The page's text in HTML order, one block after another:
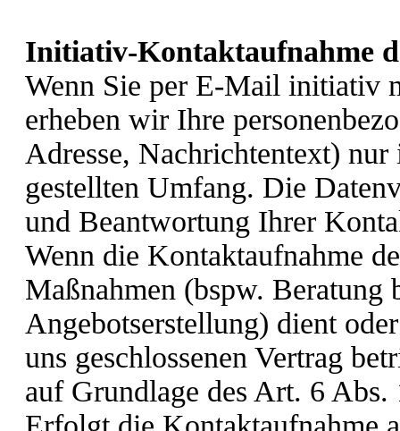
Initiativ-Kontaktaufnahme
Wenn Sie per E-Mail initiativ
erheben wir Ihre
Adresse, Nachrichtentext)
gestellten Umfang. Die
und Beantwortung Ihrer
Wenn die Kontaktaufnahme
Maßnahmen (bspw. Beratung
Angebotserstellung) dient
uns geschlossenen Vertrag
auf Grundlage des Art. 6